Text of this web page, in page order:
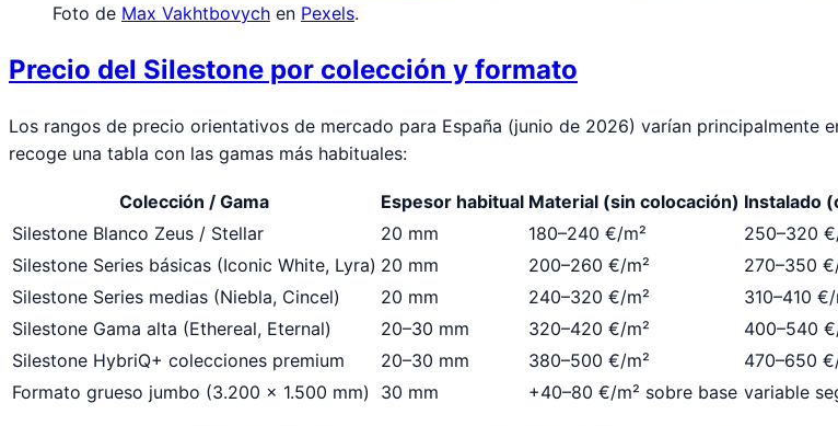
Foto de Max Vakhtbovych en Pexels.
Precio del Silestone por colección y formato
Los rangos de precio orientativos de mercado para España (junio de 2026) varían principalmente
recoge una tabla con las gamas más habituales:
Colección / Gama Espesor habitual Material (sin colocación) Instalado
Silestone Blanco Zeus / Stellar
20 mm 180–240 €/m²
250–320
Silestone Series básicas (Iconic White, Lyra) 20 mm 200–260 €/m²
270–350
Silestone Series medias (Niebla, Cincel)
20 mm 240–320 €/m²
310–410 €/
Silestone Gama alta (Ethereal, Eternal)
20–30 mm 320–420 €/m²
400–540
Silestone HybriQ+ colecciones premium
20–30 mm 380–500 €/m²
470–650
Formato grueso jumbo (3.200 × 1.500 mm)
30 mm +40–80 €/m² sobre base variable